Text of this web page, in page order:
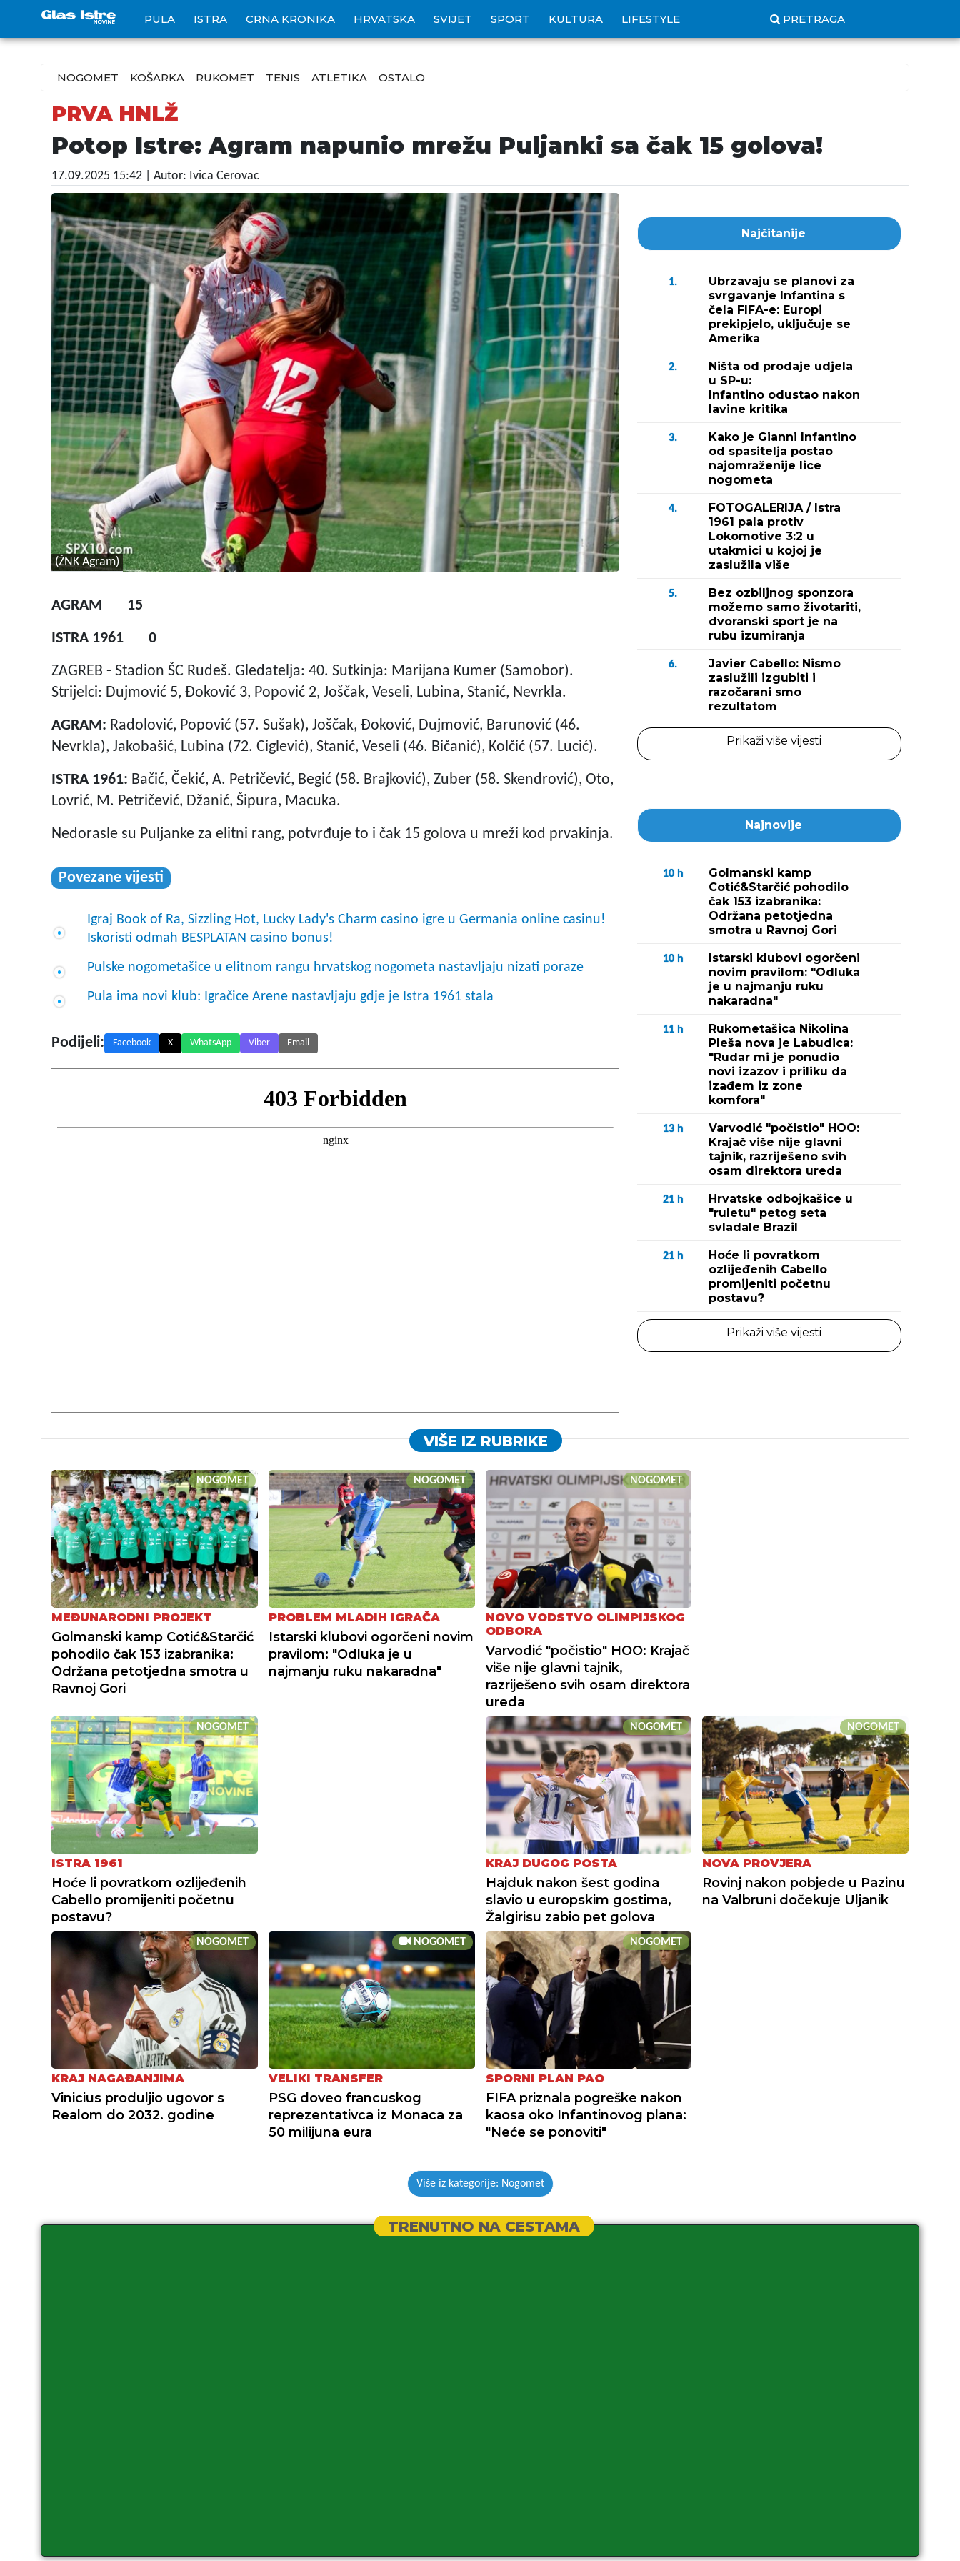
PULA ISTRA CRNA KRONIKA HRVATSKA SVIJET SPORT KULTURA LIFESTYLE PRETRAGA
NOGOMET KOŠARKA RUKOMET TENIS ATLETIKA OSTALO
PRVA HNLŽ
Potop Istre: Agram napunio mrežu Puljanki sa čak 15 golova!
17.09.2025 15:42 | Autor: Ivica Cerovac
(ŽNK Agram)
AGRAM 15
ISTRA 1961 0
ZAGREB - Stadion ŠC Rudeš. Gledatelja: 40. Sutkinja: Marijana Kumer (Samobor).
Strijelci: Dujmović 5, Đoković 3, Popović 2, Joščak, Veseli, Lubina, Stanić, Nevrkla.
AGRAM: Radolović, Popović (57. Sušak), Joščak, Đoković, Dujmović, Barunović (46.
Nevrkla), Jakobašić, Lubina (72. Ciglević), Stanić, Veseli (46. Bičanić), Kolčić (57. Lucić).
ISTRA 1961: Bačić, Čekić, A. Petričević, Begić (58. Brajković), Zuber (58. Skendrović), Oto,
Lovrić, M. Petričević, Džanić, Šipura, Macuka.
Nedorasle su Puljanke za elitni rang, potvrđuje to i čak 15 golova u mreži kod prvakinja.
Povezane vijesti
Igraj Book of Ra, Sizzling Hot, Lucky Lady's Charm casino igre u Germania online casinu!
Iskoristi odmah BESPLATAN casino bonus!
Pulske nogometašice u elitnom rangu hrvatskog nogometa nastavljaju nizati poraze
Pula ima novi klub: Igračice Arene nastavljaju gdje je Istra 1961 stala
Podijeli: Facebook X WhatsApp Viber Email
Najčitanije
1.
Ubrzavaju se planovi za
svrgavanje Infantina s
čela FIFA-e: Europi
prekipjelo, uključuje se
Amerika
2.
Ništa od prodaje udjela
u SP-u:
Infantino odustao nakon
lavine kritika
3.
Kako je Gianni Infantino
od spasitelja postao
najomraženije lice
nogometa
4.
FOTOGALERIJA / Istra
1961 pala protiv
Lokomotive 3:2 u
utakmici u kojoj je
zaslužila više
5.
Bez ozbiljnog sponzora
možemo samo životariti,
dvoranski sport je na
rubu izumiranja
6.
Javier Cabello: Nismo
zaslužili izgubiti i
razočarani smo
rezultatom
Prikaži više vijesti
Najnovije
10 h
Golmanski kamp
Cotić&Starčić pohodilo
čak 153 izabranika:
Održana petotjedna
smotra u Ravnoj Gori
10 h
Istarski klubovi ogorčeni
novim pravilom: "Odluka
je u najmanju ruku
nakaradna"
11 h
Rukometašica Nikolina
Pleša nova je Labudica:
"Rudar mi je ponudio
novi izazov i priliku da
izađem iz zone
komfora"
13 h
Varvodić "počistio" HOO:
Krajač više nije glavni
tajnik, razriješeno svih
osam direktora ureda
21 h
Hrvatske odbojkašice u
"ruletu" petog seta
svladale Brazil
21 h
Hoće li povratkom
ozlijeđenih Cabello
promijeniti početnu
postavu?
Prikaži više vijesti
VIŠE IZ RUBRIKE
NOGOMET
MEĐUNARODNI PROJEKT
Golmanski kamp Cotić&Starčić
pohodilo čak 153 izabranika:
Održana petotjedna smotra u
Ravnoj Gori
NOGOMET
PROBLEM MLADIH IGRAČA
Istarski klubovi ogorčeni novim
pravilom: "Odluka je u
najmanju ruku nakaradna"
NOGOMET
NOVO VODSTVO OLIMPIJSKOG
ODBORA
Varvodić "počistio" HOO: Krajač
više nije glavni tajnik,
razriješeno svih osam direktora
ureda
NOGOMET
ISTRA 1961
Hoće li povratkom ozlijeđenih
Cabello promijeniti početnu
postavu?
NOGOMET
KRAJ DUGOG POSTA
Hajduk nakon šest godina
slavio u europskim gostima,
Žalgirisu zabio pet golova
NOGOMET
NOVA PROVJERA
Rovinj nakon pobjede u Pazinu
na Valbruni dočekuje Uljanik
NOGOMET
KRAJ NAGAĐANJIMA
Vinicius produljio ugovor s
Realom do 2032. godine
NOGOMET
VELIKI TRANSFER
PSG doveo francuskog
reprezentativca iz Monaca za
50 milijuna eura
NOGOMET
SPORNI PLAN PAO
FIFA priznala pogreške nakon
kaosa oko Infantinovog plana:
"Neće se ponoviti"
Više iz kategorije: Nogomet
TRENUTNO NA CESTAMA